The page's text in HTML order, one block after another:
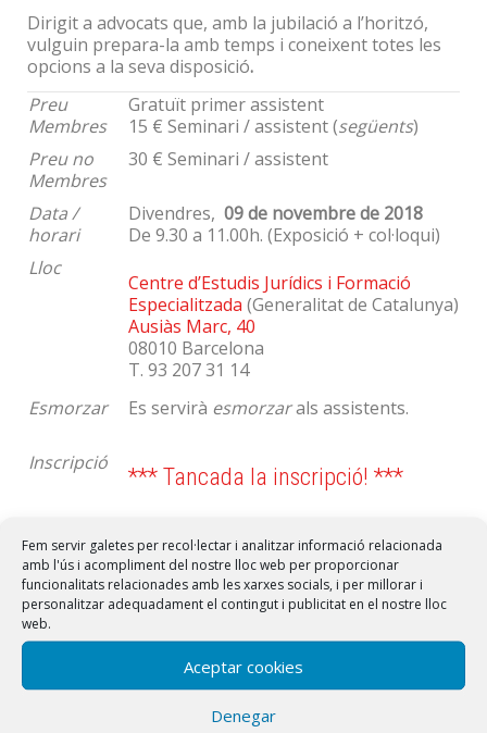
Fem servir galetes per recol·lectar i analitzar informació relacionada
amb l'ús i acompliment del nostre lloc web per proporcionar
funcionalitats relacionades amb les xarxes socials, i per millorar i
personalitzar adequadament el contingut i publicitat en el nostre lloc
web.
Aceptar cookies
Denegar
Dirigit a advocats que, amb la jubilació a l’horitzó,
vulguin prepara-la amb temps i coneixent totes les
opcions a la seva disposició.
Preu
Membres
Gratuït primer assistent
15 € Seminari / assistent (següents)
Preu no
Membres
30 € Seminari / assistent
Data /
horari
Divendres, 09 de novembre de 2018
De 9.30 a 11.00h. (Exposició + col·loqui)
Lloc
Centre d’Estudis Jurídics i Formació
Especialitzada (Generalitat de Catalunya)
Ausiàs Marc, 40
08010 Barcelona
T. 93 207 31 14
Esmorzar
Es servirà esmorzarals assistents.
Inscripció
*** Tancada la inscripció! ***
secretaria@pimedadvocats.cat
COMPARTIR